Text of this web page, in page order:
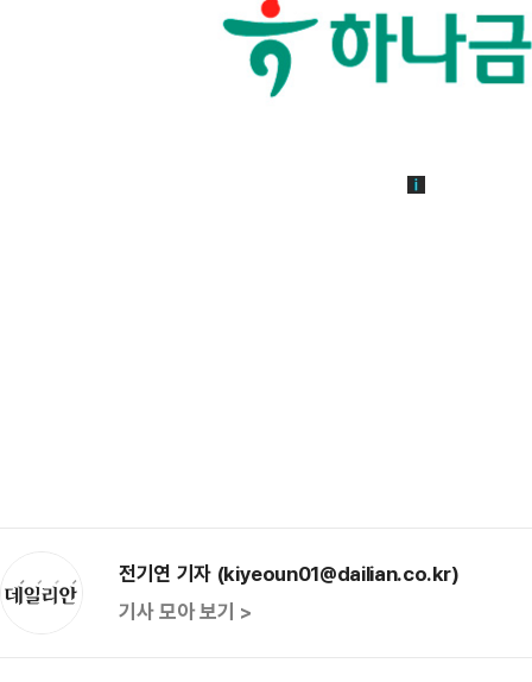
전기연 기자 (kiyeoun01@dailian.co.kr)
기사 모아 보기 >